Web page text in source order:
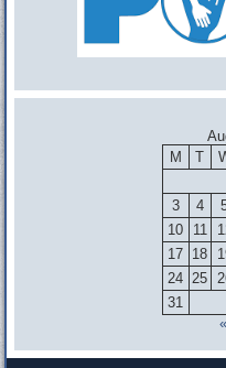
M
T
3
4
10
11
17 18
24 25
31